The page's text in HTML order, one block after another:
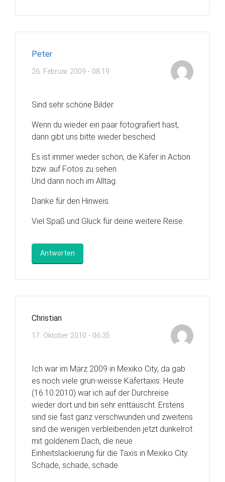
Peter
26. Februar 2009 - 08:19
Sind sehr schöne Bilder.
Wenn du wieder ein paar fotografiert hast,
dann gibt uns bitte wieder bescheid.
Es ist immer wieder schön, die Käfer in Action
bzw. auf Fotos zu sehen.
Und dann noch im Alltag.
Danke für den Hinweis.
Viel Spaß und Glück für deine weitere Reise.
Antworten
Christian
17. Oktober 2010 - 06:35
Ich war im März 2009 in Mexiko City, da gab
es noch viele grün-weisse Käfertaxis. Heute
(16.10.2010) war ich auf der Durchreise
wieder dort und bin sehr enttäuscht. Erstens
sind sie fast ganz verschwunden und zweitens
sind die wenigen verbleibenden jetzt dunkelrot
mit goldenem Dach, die neue
Einheitslackierung für die Taxis in Mexiko City.
Schade, schade, schade.